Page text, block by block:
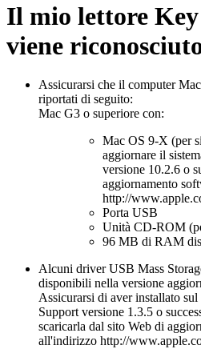
Il mio lettore
viene
Assicurarsi che il computer
riportati di seguito:
Mac G3 o superiore con:
Mac OS 9-X (per
aggiornare il
versione 10.2.6 o
aggiornamento
http://
Porta USB
Unità CD-ROM
96 MB di RAM
Alcuni driver USB Mass
disponibili nella versione
Assicurarsi di aver installato
Support versione 1.3.5 o
scaricarla dal sito Web di
all'indirizzo http://